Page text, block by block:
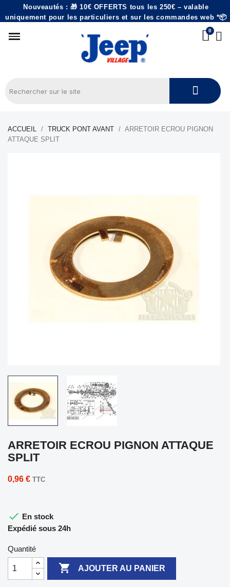
Nouveautés : 🎁 10€ OFFERTS tous les 250€ – valable
uniquement pour les particuliers et sur les commandes web *📦
ACCUEIL TRUCK PONT AVANT
ARRETOIR ECROU PIGNON
ATTAQUE SPLIT
ARRETOIR ECROU PIGNON ATTAQUE
SPLIT
0,96 € TTC
 En stock
Expédié sous 24h
Quantité
 AJOUTER AU PANIER